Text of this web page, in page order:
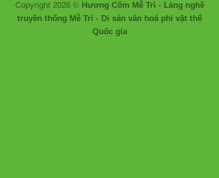
Copyright 2026 © Hương Cốm Mễ Trì - Làng nghề
truyền thống Mễ Trì - Di sản văn hoá phi vật thể
Quốc gia